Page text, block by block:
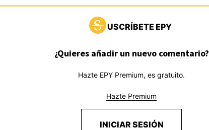
USCRÍBETE EPY
¿Quieres añadir un nuevo comentario?
Hazte EPY Premium, es gratuito.
Hazte Premium
INICIAR SESIÓN